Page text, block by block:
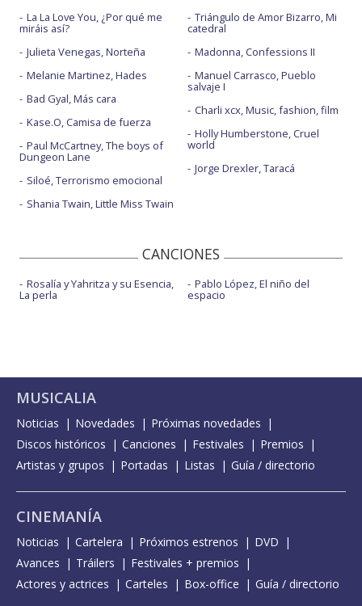
La La Love You, ¿Por qué me
miráis así?
Julieta Venegas, Norteña
Melanie Martinez, Hades
Bad Gyal, Más cara
Kase.O, Camisa de fuerza
Paul McCartney, The boys of
Dungeon Lane
Siloé, Terrorismo emocional
Shania Twain, Little Miss Twain
Triángulo de Amor Bizarro, Mi
catedral
Madonna, Confessions II
Manuel Carrasco, Pueblo
salvaje I
Charli xcx, Music, fashion, film
Holly Humberstone, Cruel
world
Jorge Drexler, Taracá
CANCIONES
Rosalía y Yahritza y su Esencia,
La perla
Pablo López, El niño del
espacio
MUSICALIA
Noticias Novedades
Próximas novedades
Discos históricos
Canciones Festivales
Premios
Artistas y grupos
Portadas Listas Guía / directorio
CINEMANÍA
Noticias Cartelera Próximos estrenos
DVD
Avances
Tráilers
Festivales + premios
Actores y actrices
Carteles Box-office Guía / directorio